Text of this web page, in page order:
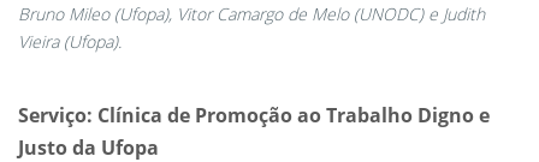
Bruno Mileo (Ufopa), Vitor Camargo de Melo (UNODC) e Judith
Vieira (Ufopa).
Serviço: Clínica de Promoção ao Trabalho Digno e
Justo da Ufopa